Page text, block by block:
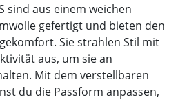
sind aus einem weichen
gefertigt und bieten den
Sie strahlen Stil mit
aus, um sie an
Mit dem verstellbaren
du die Passform anpassen,